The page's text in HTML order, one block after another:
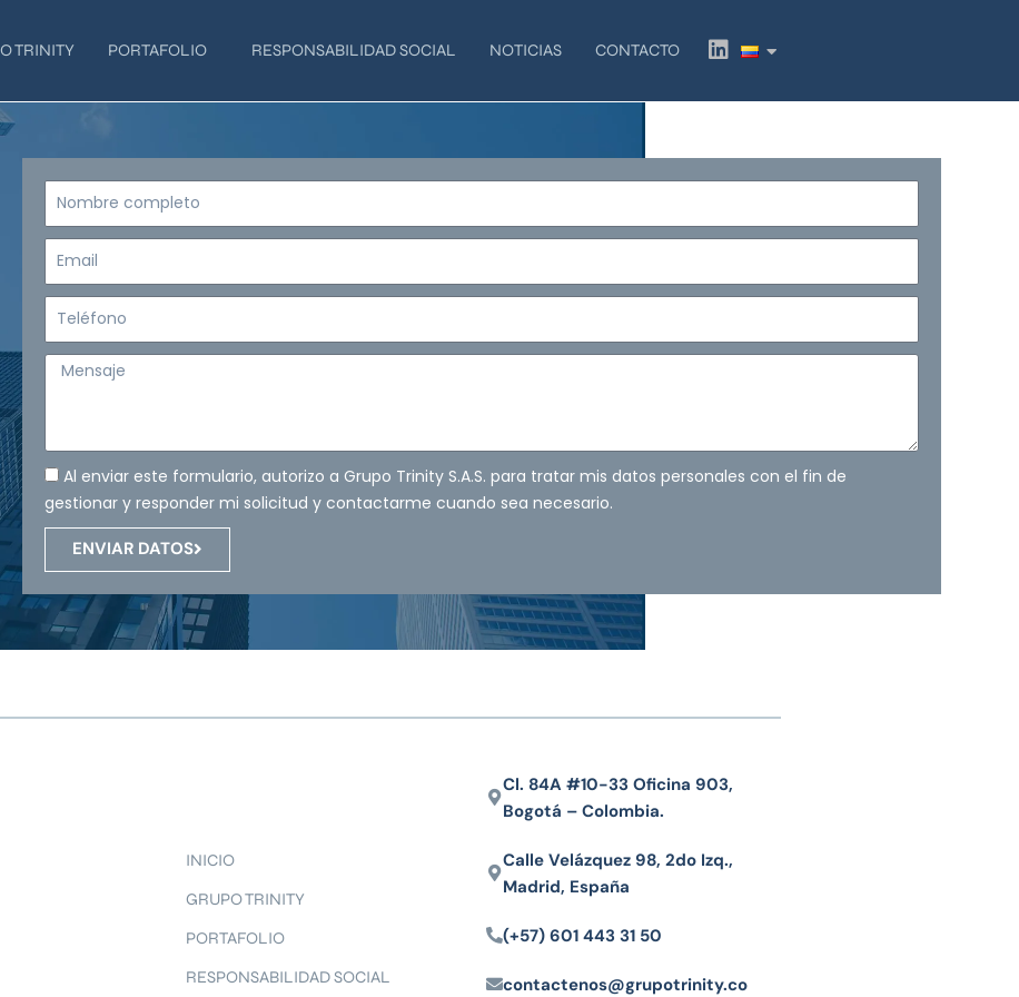
TRINITY PORTAFOLIO RESPONSABILIDAD SOCIAL NOTICIAS CONTACTO
L
i
k
Nombre
Email
Teléfono
Mensaje
Al enviar este formulario, autorizo a Grupo Trinity S.A.S. para tratar mis datos personales con el fin de
gestionar y responder mi solicitud y contactarme cuando sea necesario.
ENVIAR DATOS
INICIO
GRUPO TRINITY
PORTAFOLIO
RESPONSABILIDAD SOCIAL
Cl. 84A #10-33 Oficina 903,
Bogotá – Colombia.
Calle Velázquez 98, 2do Izq.,
Madrid, España
(+57) 601 443 31 50
contactenos@grupotrinity.co